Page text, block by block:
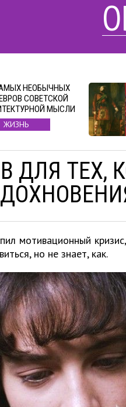
НЕОБЫЧНЫХ
СОВЕТСКОЙ
МЫСЛИ
ЖИЗНЬ
ДЛЯ ТЕХ,
мотивационный
но не знает, как.